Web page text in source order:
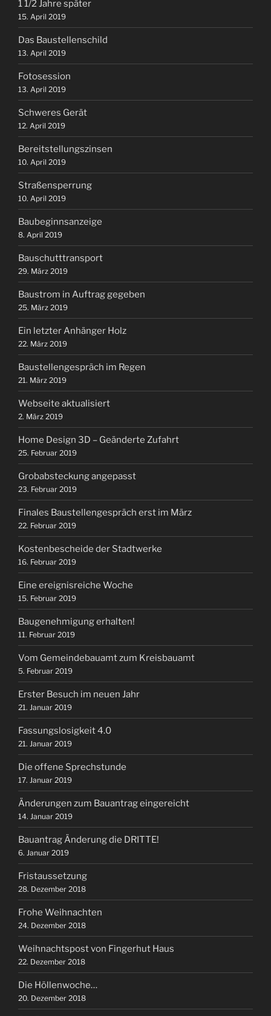
1 1/2 Jahre später
15. April 2019
Das Baustellenschild
13. April 2019
Fotosession
13. April 2019
Schweres Gerät
12. April 2019
Bereitstellungszinsen
10. April 2019
Straßensperrung
10. April 2019
Baubeginnsanzeige
8. April 2019
Bauschutttransport
29. März 2019
Baustrom in Auftrag gegeben
25. März 2019
Ein letzter Anhänger Holz
22. März 2019
Baustellengespräch im Regen
21. März 2019
Webseite aktualisiert
2. März 2019
Home Design 3D – Geänderte Zufahrt
25. Februar 2019
Grobabsteckung angepasst
23. Februar 2019
Finales Baustellengespräch erst im März
22. Februar 2019
Kostenbescheide der Stadtwerke
16. Februar 2019
Eine ereignisreiche Woche
15. Februar 2019
Baugenehmigung erhalten!
11. Februar 2019
Vom Gemeindebauamt zum Kreisbauamt
5. Februar 2019
Erster Besuch im neuen Jahr
21. Januar 2019
Fassungslosigkeit 4.0
21. Januar 2019
Die offene Sprechstunde
17. Januar 2019
Änderungen zum Bauantrag eingereicht
14. Januar 2019
Bauantrag Änderung die DRITTE!
6. Januar 2019
Fristaussetzung
28. Dezember 2018
Frohe Weihnachten
24. Dezember 2018
Weihnachtspost von Fingerhut Haus
22. Dezember 2018
Die Höllenwoche…
20. Dezember 2018